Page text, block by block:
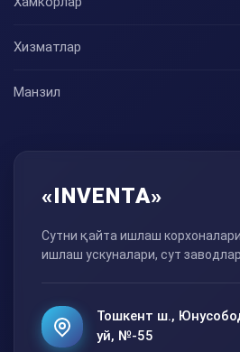
Хизматлар
Манзил
«INVENTA»
Сутни қайта ишлаш
ишлаш ускуналари, сут
Тошкент ш.,
уй, №-55